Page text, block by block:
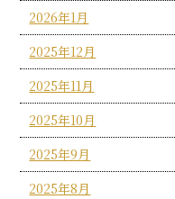
2026年1月
2025年12月
2025年11月
2025年10月
2025年9月
2025年8月